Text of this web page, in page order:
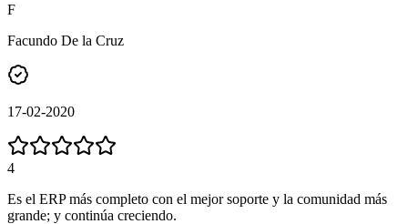
F
Facundo De la Cruz
17-02-2020
4
Es el ERP más completo con el mejor soporte y la comunidad más
grande; y continúa creciendo.